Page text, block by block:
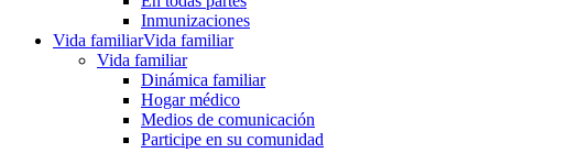
Inmunizaciones
Vida familiarVida familiar
Vida familiar
Dinámica familiar
Hogar médico
Medios de comunicación
Participe en su comunidad